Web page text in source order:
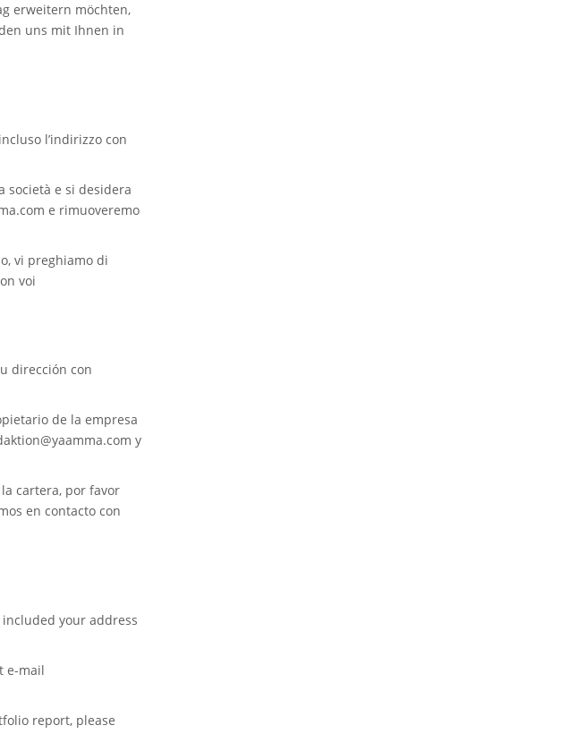
erweitern möchten,
uns mit Ihnen in
l’indirizzo con
società e si desidera
e rimuoveremo
vi preghiamo di
voi
dirección con
de la empresa
y
cartera, por favor
en contacto con
your address
e-mail
report, please